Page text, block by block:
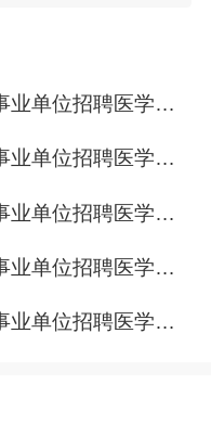
工作人员6人
门直接公布，请您
过考试报名/现场
2024年6月江西省医疗卫生事业单位招聘医学人才公告汇总
2024年5月江西省医疗卫生事业单位招聘医学人才公告汇总
2024年4月江西省医疗卫生事业单位招聘医学人才公告汇总
2024年3月江西省医疗卫生事业单位招聘医学人才公告汇总
2024年2月江西省医疗卫生事业单位招聘医学人才公告汇总